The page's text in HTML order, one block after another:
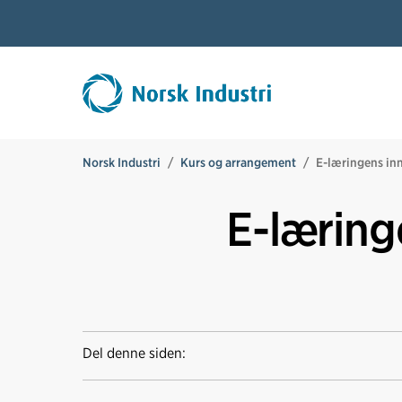
Norsk Industri Kurs og arrangement E-læringens
E-
Del denne siden: